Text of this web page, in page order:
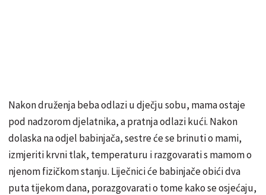
Nakon druženja beba odlazi u dječju sobu, mama ostaje
pod nadzorom djelatnika, a pratnja odlazi kući. Nakon
dolaska na odjel babinjača, sestre će se brinuti o mami,
izmjeriti krvni tlak, temperaturu i razgovarati s mamom o
njenom fizičkom stanju. Liječnici će babinjače obići dva
puta tijekom dana, porazgovarati o tome kako se osjećaju,